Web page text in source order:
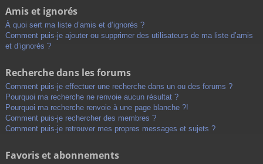
Amis et ignorés
À quoi sert ma liste d’amis et d’ignorés ?
Comment puis-je ajouter ou supprimer des utilisateurs de ma liste d’amis
et d’ignorés ?
Recherche dans les forums
Comment puis-je effectuer une recherche dans un ou des forums ?
Pourquoi ma recherche ne renvoie aucun résultat ?
Pourquoi ma recherche renvoie à une page blanche ?!
Comment puis-je rechercher des membres ?
Comment puis-je retrouver mes propres messages et sujets ?
Favoris et abonnements